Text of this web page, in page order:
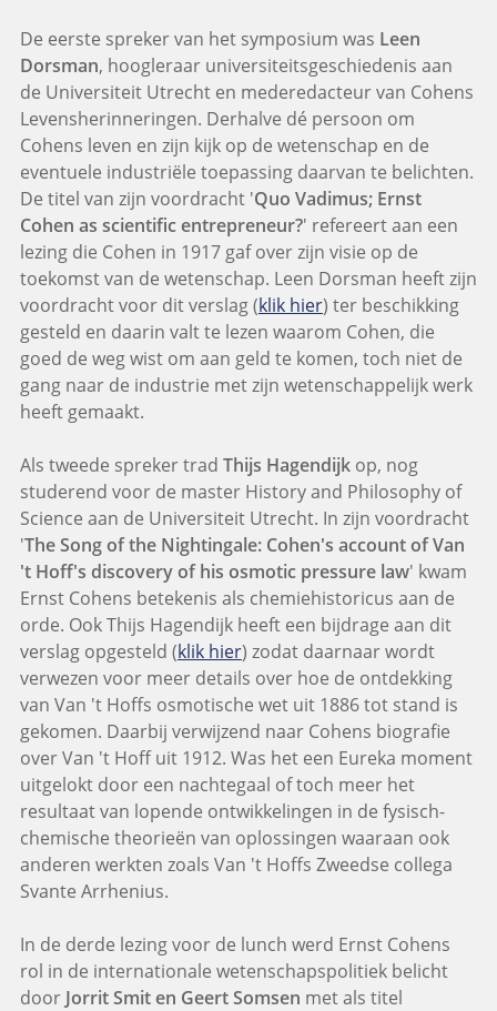
De eerste spreker van het symposium was Leen
Dorsman, hoogleraar universiteitsgeschiedenis aan
de Universiteit Utrecht en mederedacteur van Cohens
Levensherinneringen. Derhalve dé persoon om
Cohens leven en zijn kijk op de wetenschap en de
eventuele industriële toepassing daarvan te belichten.
De titel van zijn voordracht 'Quo Vadimus; Ernst
Cohen as scientific entrepreneur?' refereert aan een
lezing die Cohen in 1917 gaf over zijn visie op de
toekomst van de wetenschap. Leen Dorsman heeft zijn
voordracht voor dit verslag (klik hier) ter beschikking
gesteld en daarin valt te lezen waarom Cohen, die
goed de weg wist om aan geld te komen, toch niet de
gang naar de industrie met zijn wetenschappelijk werk
heeft gemaakt.
Als tweede spreker trad Thijs Hagendijkop, nog
studerend voor de master History and Philosophy of
Science aan de Universiteit Utrecht. In zijn voordracht
'The Song of the Nightingale: Cohen's account of Van
't Hoff's discovery of his osmotic pressure law' kwam
Ernst Cohens betekenis als chemiehistoricus aan de
orde. Ook Thijs Hagendijk heeft een bijdrage aan dit
verslag opgesteld (klik hier) zodat daarnaar wordt
verwezen voor meer details over hoe de ontdekking
van Van 't Hoffs osmotische wet uit 1886 tot stand is
gekomen. Daarbij verwijzend naar Cohens biografie
over Van 't Hoff uit 1912. Was het een Eureka moment
uitgelokt door een nachtegaal of toch meer het
resultaat van lopende ontwikkelingen in de fysisch-
chemische theorieën van oplossingen waaraan ook
anderen werkten zoals Van 't Hoffs Zweedse collega
Svante Arrhenius.
In de derde lezing voor de lunch werd Ernst Cohens
rol in de internationale wetenschapspolitiek belicht
door Jorrit Smit en Geert Somsen met als titel